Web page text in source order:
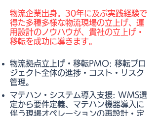
物流企業出身。30年に及ぶ実践経験で
得た多種多様な物流現場の立上げ、運
用設計のノウハウが、貴社の立上げ・
移転を成功に導きます。
物流拠点立上げ・移転PMO: 移転プロ
ジェクト全体の進捗・コスト・リスク
管理。
マテハン・システム導入支援: WMS選
定から要件定義、マテハン機器導入に
伴う現場オペレーションの再設計・定